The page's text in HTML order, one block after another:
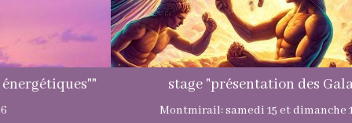
stage "présentation des Galactiques"
Montmirail: samedi 15 et dimanche 16 août 2026